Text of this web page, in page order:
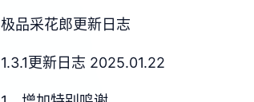
极品采花郎更新日志
1.3.1更新日志 2025.01.22